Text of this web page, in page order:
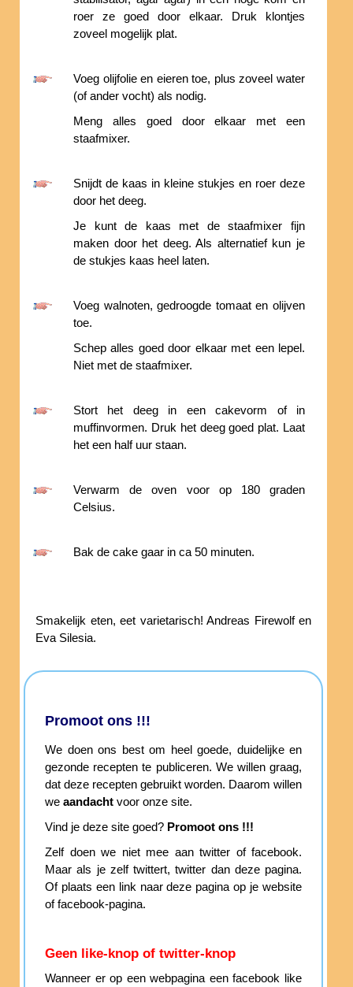
roer ze goed door elkaar. Druk klontjes
zoveel mogelijk plat.
Voeg olijfolie en eieren toe, plus zoveel water
(of ander vocht) als nodig.
Meng alles goed door elkaar met een
staafmixer.
Snijdt de kaas in kleine stukjes en roer deze
door het deeg.
Je kunt de kaas met de staafmixer fijn
maken door het deeg. Als alternatief kun je
de stukjes kaas heel laten.
Voeg walnoten, gedroogde tomaat en olijven
toe.
Schep alles goed door elkaar met een lepel.
Niet met de staafmixer.
Stort het deeg in een cakevorm of in
muffinvormen. Druk het deeg goed plat. Laat
het een half uur staan.
Verwarm de oven voor op 180 graden
Celsius.
Bak de cake gaar in ca 50 minuten.
Smakelijk eten, eet varietarisch! Andreas Firewolf en
Eva Silesia.
Promoot ons !!!
We doen ons best om heel goede, duidelijke en
gezonde recepten te publiceren. We willen graag,
dat deze recepten gebruikt worden. Daarom willen
we aandacht voor onze site.
Vind je deze site goed? Promoot ons !!!
Zelf doen we niet mee aan twitter of facebook.
Maar als je zelf twittert, twitter dan deze pagina.
Of plaats een link naar deze pagina op je website
of facebook-pagina.
Geen like-knop of twitter-knop
Wanneer er op een webpagina een facebook like